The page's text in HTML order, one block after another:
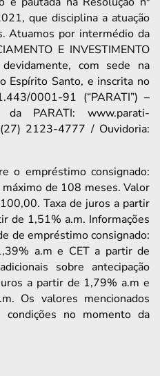
que disciplina a atuação
Atuamos por intermédio da
E INVESTIMENTO
com sede na
Espírito Santo, e inscrita no
0001-91 (“PARATI”) –
PARATI: www.parati-
2123-4777 / Ouvidoria:
o empréstimo consignado:
de 108 meses. Valor
Taxa de juros a partir
de 1,51% a.m. Informações
de empréstimo consignado:
a.m e CET a partir de
sobre antecipação
a partir de 1,79% a.m e
Os valores mencionados
no momento da